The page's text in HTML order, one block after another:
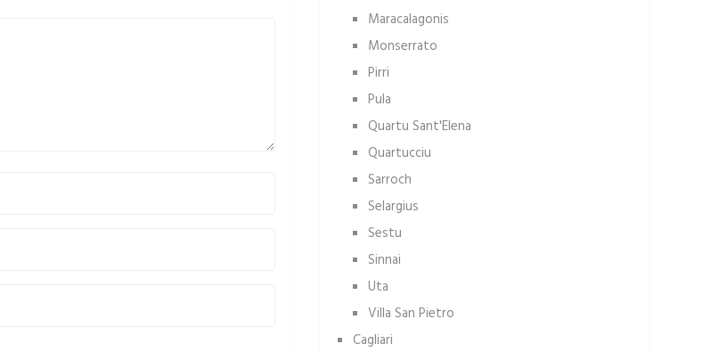
Maracalagonis
Monserrato
Pirri
Pula
Quartu Sant'Elena
Quartucciu
Sarroch
Selargius
Sestu
Sinnai
Uta
Villa San Pietro
Cagliari